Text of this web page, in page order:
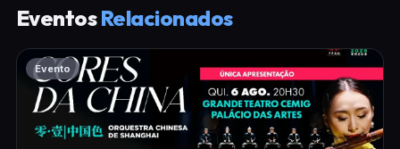
EventosRelacionados
Evento